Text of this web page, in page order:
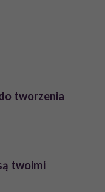
tworzenia
twoimi